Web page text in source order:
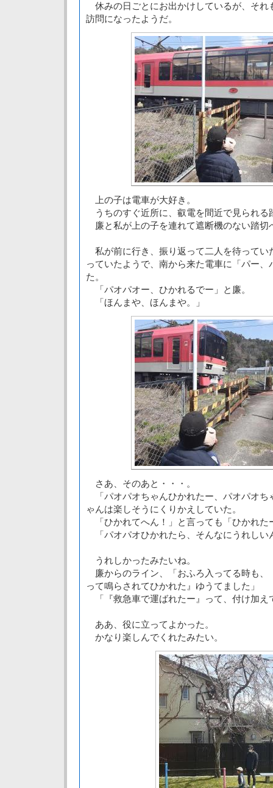
休みの日ごとにお出かけしているが、それ
訪問になったようだ。
上の子は電車が大好き。
うちのすぐ近所に、叡電を間近で見られる
廉と私が上の子を連れて遮断機のない踏切
私が前に行き、振り返って二人を待ってい
っていたようで、南から来た電車に「パー
た。
「パオパオー、ひかれるでー」と廉。
「ほんまや、ほんまや。」
さあ、そのあと・・・。
「パオパオちゃんひかれたー、パオパオち
ゃんは楽しそうにくりかえしていた。
「ひかれてへん！」と言っても「ひかれた
「パオパオひかれたら、そんなにうれしい
うれしかったみたいね。
廉からのライン、「おふろ入ってる時も、
って鳴らされてひかれた』ゆうてました」
「『救急車で運ばれたー』って、付け加え
ああ、役に立ってよかった。
かなり楽しんでくれたみたい。